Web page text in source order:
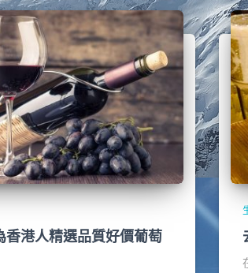
香港人精選品質好價葡萄